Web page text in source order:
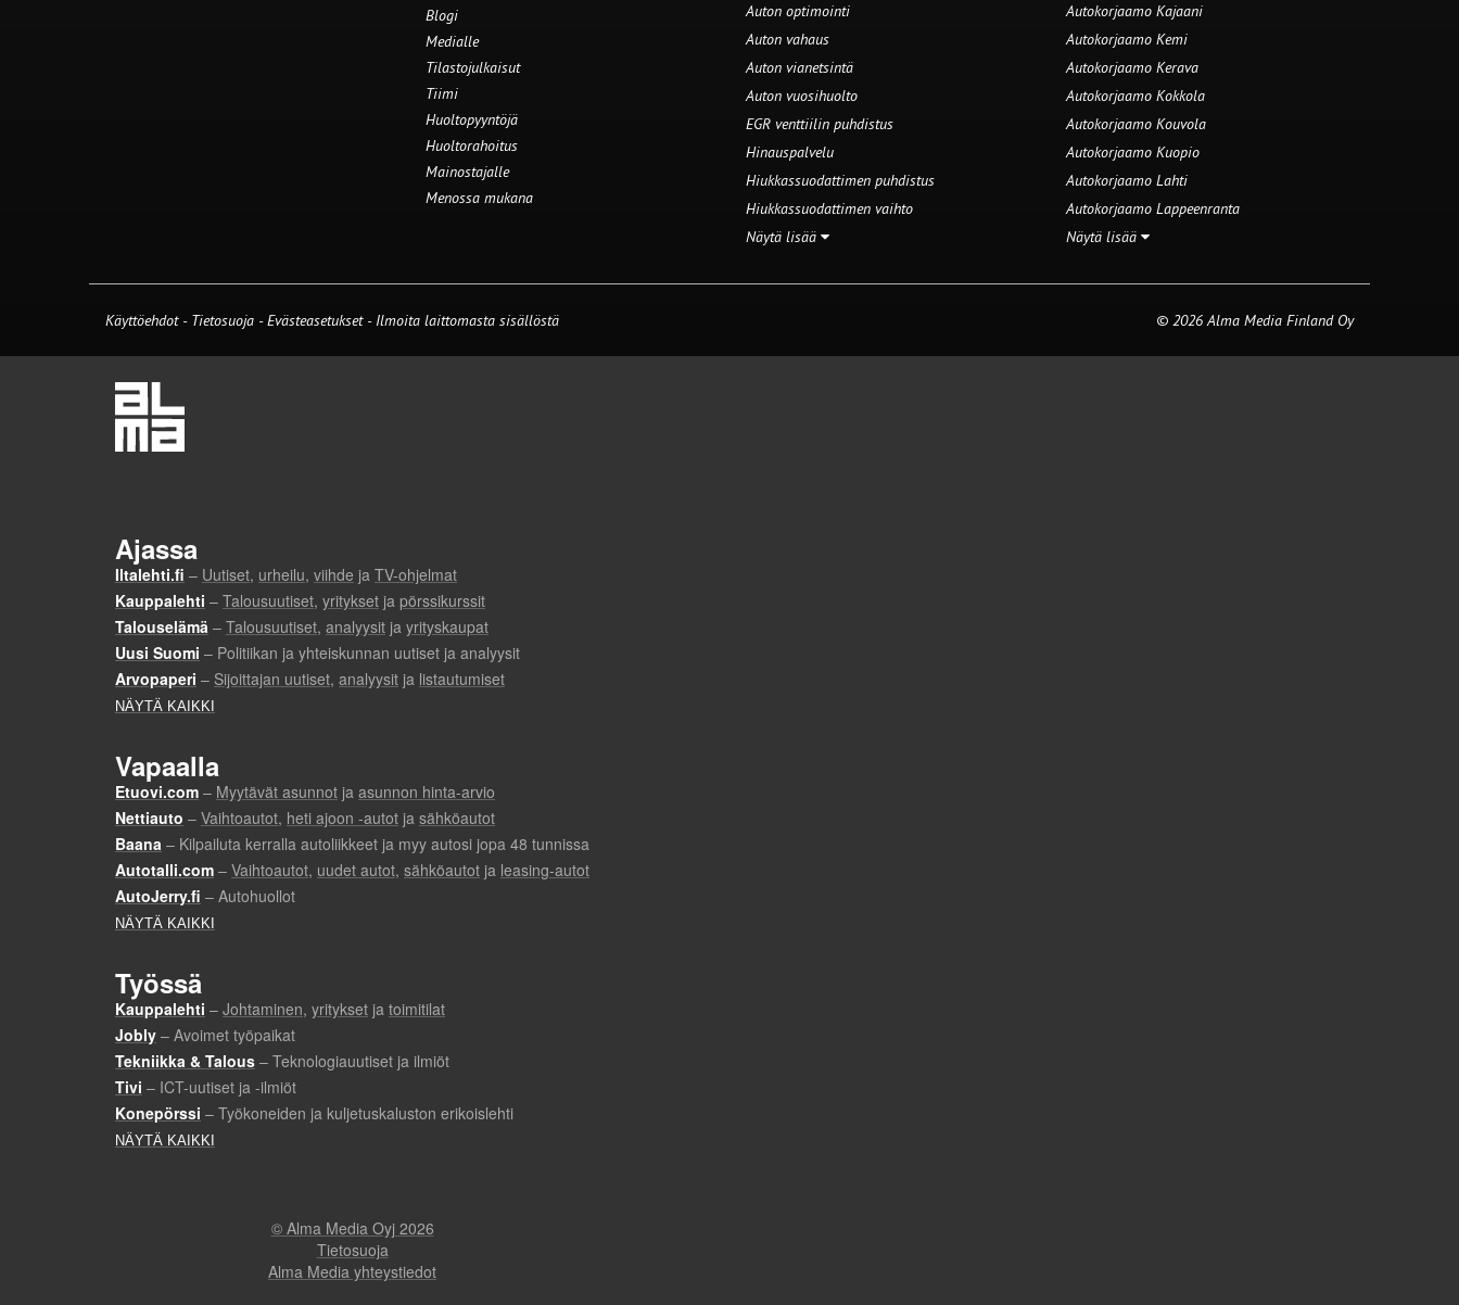
Blogi
Medialle
Tilastojulkaisut
Tiimi
Huoltopyyntöjä
Huoltorahoitus
Mainostajalle
Menossa mukana
Auton optimointi
Auton vahaus
Auton vianetsintä
Auton vuosihuolto
EGR venttiilin puhdistus
Hinauspalvelu
Hiukkassuodattimen puhdistus
Hiukkassuodattimen vaihto
Näytä lisää
Autokorjaamo Kajaani
Autokorjaamo Kemi
Autokorjaamo Kerava
Autokorjaamo Kokkola
Autokorjaamo Kouvola
Autokorjaamo Kuopio
Autokorjaamo Lahti
Autokorjaamo Lappeenranta
Näytä lisää
Käyttöehdot - Tietosuoja -Evästeasetukset- Ilmoita laittomasta sisällöstä © 2026 Alma Media Finland Oy